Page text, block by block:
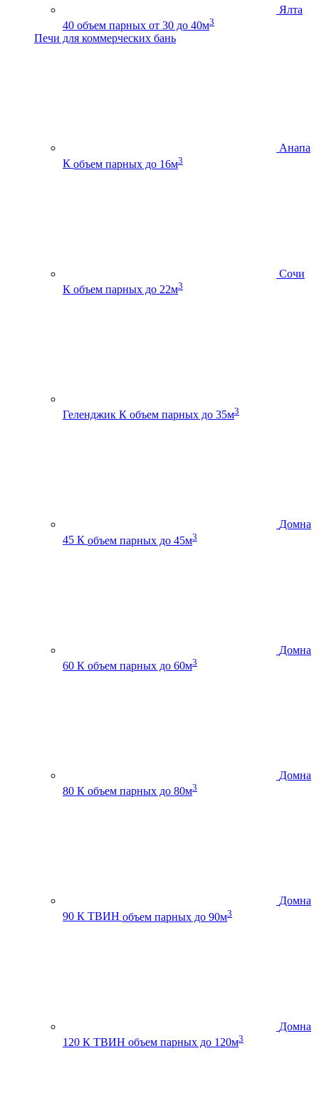
Ялта
40 объем парных от 30 до 40м3
Печи для коммерческих бань
Анапа
К объем парных до 16м3
Сочи
К объем парных до 22м3
Геленджик К объем парных до 35м3
Домна
45 К объем парных до 45м3
Домна
60 К объем парных до 60м3
Домна
80 К объем парных до 80м3
Домна
90 К ТВИН объем парных до 90м3
Домна
120 К ТВИН объем парных до 120м3